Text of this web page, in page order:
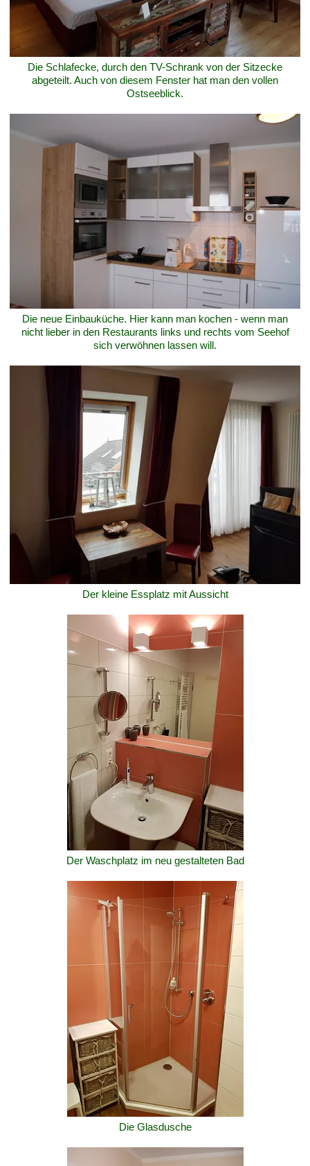
Die Schlafecke, durch den TV-Schrank von der Sitzecke
abgeteilt. Auch von diesem Fenster hat man den vollen
Ostseeblick.
Die neue Einbauküche. Hier kann man kochen - wenn man
nicht lieber in den Restaurants links und rechts vom Seehof
sich verwöhnen lassen will.
Der kleine Essplatz mit Aussicht
Der Waschplatz im neu gestalteten Bad
Die Glasdusche